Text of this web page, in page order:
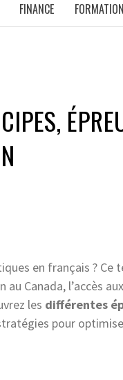
FINANCE FORMATION
en français ? Ce
Canada, l’accès aux
les différentes
pour